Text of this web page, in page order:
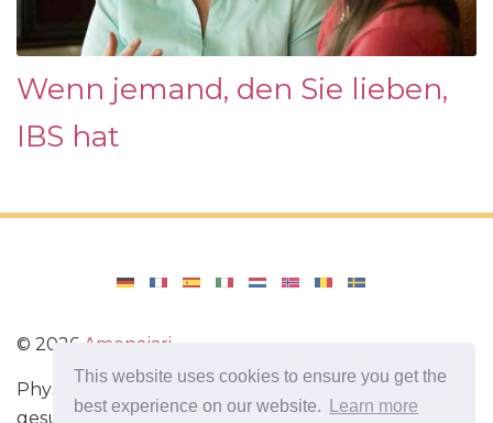
This website uses cookies to ensure you get the
best experience on our website.
Learn more
Wenn jemand, den Sie lieben,
IBS hat
© 2026 Amenajari
Physische Übungen. Diäten und Rezepte für eine
gesunde Ernährung. Übungen für das Gehirn.